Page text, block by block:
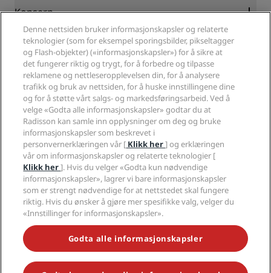
Blog
Nye hoteller og hoteller under utvikling
Radisson Hotels APP
Sportsgodkjente hoteller
Familievennlige hoteller
Helse og sikkerhet
Partnere
Konsern
Radisson Hotel Group
Presse
Jobb i RHG
Jobb i PPHE
Karriere EHL
The Club by RHG
Utviklingsmuligheter
Ansvarlig virksomhet
Innkjøp
Juridisk
Personvernsenter
Juridisk informasjon
Vilkår og betingelser for Radisson Rewards
Avtale om nettstedsbruk
Digital tilgjengelighet
Erklæring om moderne slaveri
Redegjørelse om våre aktsomhetsvuderinger
Hjelp
Forbrukervarsler
Kontakt
VANLIGE SPØRSMÅL
Sidekart
Sosiale medier
Radisson Hotels-merker
GÅ ALDRI GLIPP AV DE MEST POPULÆRE TILBUDENE VÅRE
Denne nettsiden bruker informasjonskapsler og relaterte
teknologier (som for eksempel sporingsbilder, pikseltagger
og Flash-objekter) («informasjonskapsler») for å sikre at
det fungerer riktig og trygt, for å forbedre og tilpasse
reklamene og nettleseropplevelsen din, for å analysere
trafikk og bruk av nettsiden, for å huske innstillingene dine
og for å støtte vårt salgs- og markedsføringsarbeid. Ved å
velge «Godta alle informasjonskapsler» godtar du at
Radisson kan samle inn opplysninger om deg og bruke
informasjonskapsler som beskrevet i
personvernerklæringen vår [ Klikk her] og erklæringen
vår om informasjonskapsler og relaterte teknologier [
Klikk her]. Hvis du velger «Godta kun nødvendige
informasjonskapsler», lagrer vi bare informasjonskapsler
som er strengt nødvendige for at nettstedet skal fungere
riktig. Hvis du ønsker å gjøre mer spesifikke valg, velger du
«Innstillinger for informasjonskapsler».
Godta alle informasjonskapsler